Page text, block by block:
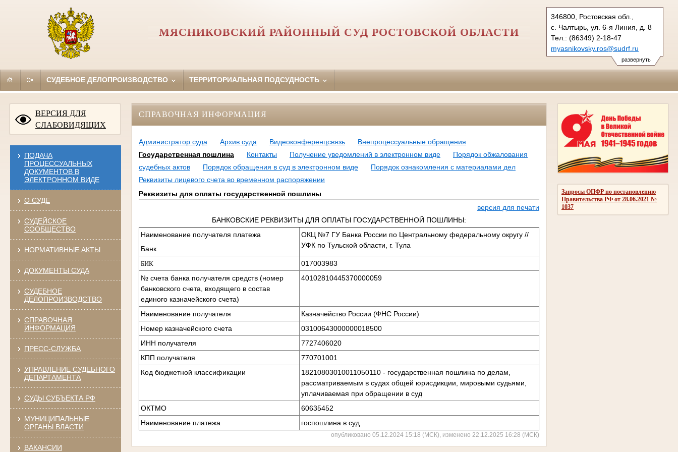
развернуть
346800, Ростовская обл.,
с. Чалтырь, ул. 6-я Линия, д. 8
Тел.: (86349) 2-18-47
myasnikovsky.ros@sudrf.ru
МЯСНИКОВСКИЙ РАЙОННЫЙ СУД РОСТОВСКОЙ ОБЛАСТИ
СУДЕБНОЕ ДЕЛОПРОИЗВОДСТВО ТЕРРИТОРИАЛЬНАЯ ПОДСУДНОСТЬ
ВЕРСИЯ ДЛЯ
СЛАБОВИДЯЩИХ
ПОДАЧА
ПРОЦЕССУАЛЬНЫХ
ДОКУМЕНТОВ В
ЭЛЕКТРОННОМ ВИДЕ
О СУДЕ
СУДЕЙСКОЕ
СООБЩЕСТВО
НОРМАТИВНЫЕ АКТЫ
ДОКУМЕНТЫ СУДА
СУДЕБНОЕ
ДЕЛОПРОИЗВОДСТВО
СПРАВОЧНАЯ
ИНФОРМАЦИЯ
ПРЕСС-СЛУЖБА
УПРАВЛЕНИЕ СУДЕБНОГО
ДЕПАРТАМЕНТА
СУДЫ СУБЪЕКТА РФ
МУНИЦИПАЛЬНЫЕ
ОРГАНЫ ВЛАСТИ
ВАКАНСИИ
Запросы ОПФР по постановлению
Правительства РФ от 28.06.2021 №
1037
СПРАВОЧНАЯ ИНФОРМАЦИЯ
Администратор суда Архив суда Видеоконференцсвязь
Внепроцессуальные обращения
Государственная пошлина
Контакты Получение уведомлений в электронном виде
Порядок обжалования
судебных актов
Порядок обращения в суд в электронном виде
Порядок ознакомления с материалами дел
Реквизиты лицевого счета во временном распоряжении
Реквизиты для оплаты государственной пошлины
версия для печати
БАНКОВСКИЕ РЕКВИЗИТЫ ДЛЯ ОПЛАТЫ ГОСУДАРСТВЕННОЙ ПОШЛИНЫ:
Наименование получателя платежа
Банк
ОКЦ №7 ГУ Банка России по Центральному федеральному округу //
УФК по Тульской области, г. Тула
БИК
017003983
№ счета банка получателя средств (номер
банковского счета, входящего в состав
единого казначейского счета)
40102810445370000059
Наименование получателя
Казначейство России (ФНС России)
Номер казначейского счета
03100643000000018500
ИНН получателя
7727406020
КПП получателя
770701001
Код бюджетной классификации
18210803010011050110 - государственная пошлина по делам,
рассматриваемым в судах общей юрисдикции, мировыми судьями,
уплачиваемая при обращении в суд
ОКТМО
60635452
Наименование платежа
госпошлина в суд
опубликовано 05.12.2024 15:18 (МСК), изменено 22.12.2025 16:28 (МСК)